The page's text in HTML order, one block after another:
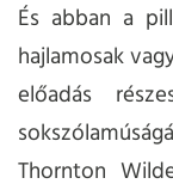
És abban a
hajlamosak
előadás
Thornton